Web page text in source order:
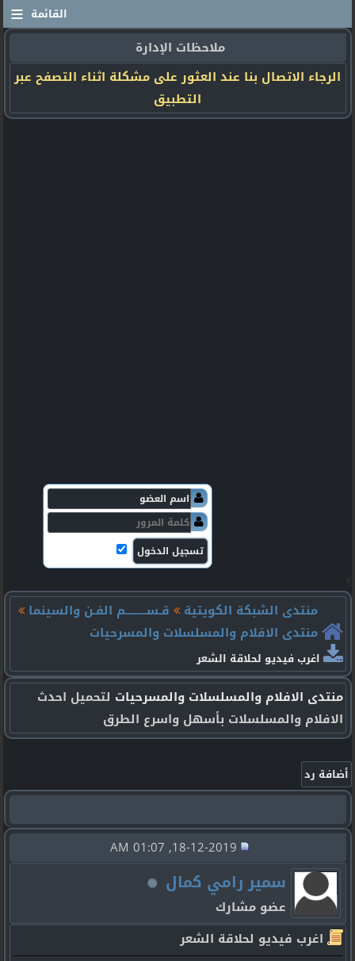
≡ القائمة
ملاحظات الإدارة
الرجاء الاتصال بنا عند العثور على مشكلة اثناء التصفح عبر
التطبيق
منتدى الشبكة الكويتية
قـســـــــــم الفـن والسينما
منتدى الافلام والمسلسلات والمسرحيات
اغرب فيديو لحلاقة الشعر
منتدى الافلام والمسلسلات والمسرحيات لتحميل احدث
الافلام والمسلسلات بأسهل واسرع الطرق
سمير رامي كمال
عضو مشارك
اغرب فيديو لحلاقة الشعر